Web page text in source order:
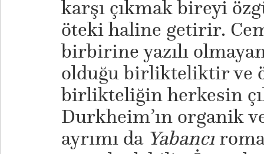
karşı çıkmak bireyi
öteki haline getirir.
birbirine yazılı
olduğu birlikteliktir ve
birlikteliğin herkesin
Durkheim’ın organik
ayrımı da Yabancı